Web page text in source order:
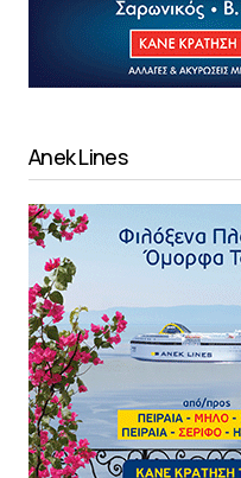
Anek Lines